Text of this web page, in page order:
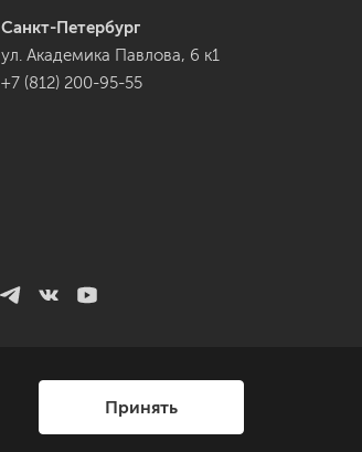
Санкт-Петербург
ул. Академика Павлова, 6 к1
+7 (812) 200-95-55
Принять